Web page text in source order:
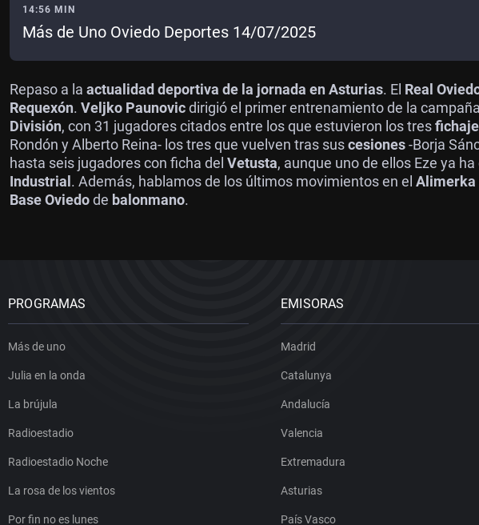
14:56 MIN
Más de Uno Oviedo Deportes 14/07/2025
Repaso a la actualidad deportiva de la jornada en Asturias. El Real
Requexón. Veljko Paunovicdirigió el primer entrenamiento de la
División, con 31 jugadores citados entre los que estuvieron los tres
Rondón y Alberto Reina- los tres que vuelven tras suscesiones-Borja
hasta seis jugadores con ficha del Vetusta, aunque uno de ellos Eze ya
Industrial. Además, hablamos de los últimos movimientos en el Alimerka
Base Oviedode balonmano.
PROGRAMAS
Más de uno
Julia en la onda
La brújula
Radioestadio
Radioestadio Noche
La rosa de los vientos
Por fin no es lunes
EMISORAS
Madrid
Catalunya
Andalucía
Valencia
Extremadura
Asturias
País Vasco